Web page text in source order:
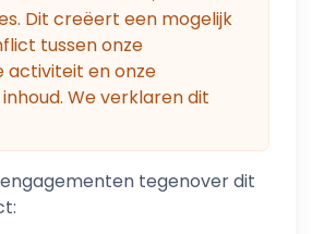
Dit creëert een mogelijk
tussen onze
activiteit en onze
We verklaren dit
tegenover dit